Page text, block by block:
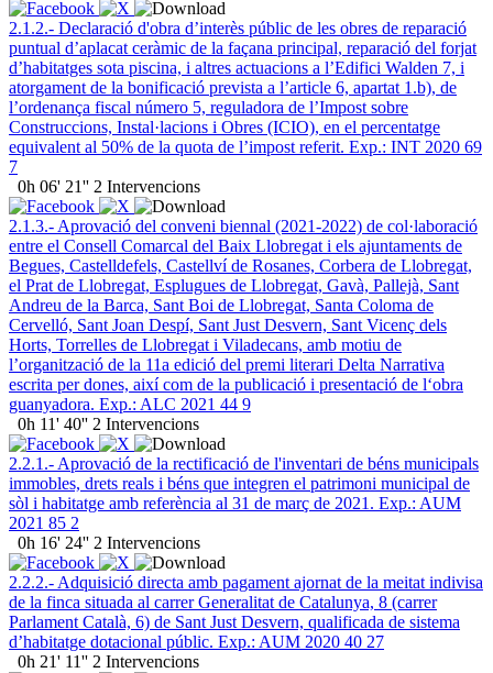
2.1.2.- Declaració d'obra d’interès públic de les obres de reparació
puntual d’aplacat ceràmic de la façana principal, reparació del forjat
d’habitatges sota piscina, i altres actuacions a l’Edifici Walden 7, i
atorgament de la bonificació prevista a l’article 6, apartat 1.b), de
l’ordenança fiscal número 5, reguladora de l’Impost sobre
Construccions, Instal·lacions i Obres (ICIO), en el percentatge
equivalent al 50% de la quota de l’impost referit. Exp.: INT 2020 69
7
0h 06' 21'' 2 Intervencions
2.1.3.- Aprovació del conveni biennal (2021-2022) de col·laboració
entre el Consell Comarcal del Baix Llobregat i els ajuntaments de
Begues, Castelldefels, Castellví de Rosanes, Corbera de Llobregat,
el Prat de Llobregat, Esplugues de Llobregat, Gavà, Pallejà, Sant
Andreu de la Barca, Sant Boi de Llobregat, Santa Coloma de
Cervelló, Sant Joan Despí, Sant Just Desvern, Sant Vicenç dels
Horts, Torrelles de Llobregat i Viladecans, amb motiu de
l’organització de la 11a edició del premi literari Delta Narrativa
escrita per dones, així com de la publicació i presentació de l‘obra
guanyadora. Exp.: ALC 2021 44 9
0h 11' 40'' 2 Intervencions
2.2.1.- Aprovació de la rectificació de l'inventari de béns municipals
immobles, drets reals i béns que integren el patrimoni municipal de
sòl i habitatge amb referència al 31 de març de 2021. Exp.: AUM
2021 85 2
0h 16' 24'' 2 Intervencions
2.2.2.- Adquisició directa amb pagament ajornat de la meitat indivisa
de la finca situada al carrer Generalitat de Catalunya, 8 (carrer
Parlament Català, 6) de Sant Just Desvern, qualificada de sistema
d’habitatge dotacional públic. Exp.: AUM 2020 40 27
0h 21' 11'' 2 Intervencions